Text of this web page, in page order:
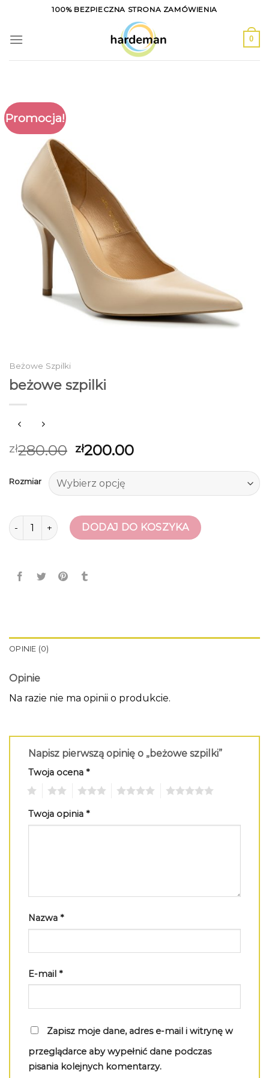
content
100% BEZPIECZNA STRONA ZAMÓWIENIA
0
Promocja!
Beżowe Szpilki
beżowe szpilki
zł280.00 zł200.00
Rozmiar
ilość beżowe szpilkiDODAJ DO KOSZYKA
OPINIE (0)
Opinie
Na razie nie ma opinii o produkcie.
Napisz pierwszą opinię o „beżowe szpilki”
Twoja ocena *
Twoja opinia *
Nazwa *
E-mail *
Zapisz moje dane, adres e-mail i witrynę w
przeglądarce aby wypełnić dane podczas
pisania kolejnych komentarzy.